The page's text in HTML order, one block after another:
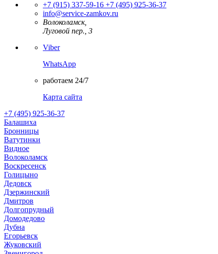
+7 (915) 337-59-16 +7 (495) 925-36-37
info@service-zamkov.ru
Волоколамск,
Луговой пер., 3
Viber
WhatsApp
работаем 24/7
Карта сайта
+7 (495) 925-36-37
Балашиха
Бронницы
Ватутинки
Видное
Волоколамск
Воскресенск
Голицыно
Дедовск
Дзержинский
Дмитров
Долгопрудный
Домодедово
Дубна
Егорьевск
Жуковский